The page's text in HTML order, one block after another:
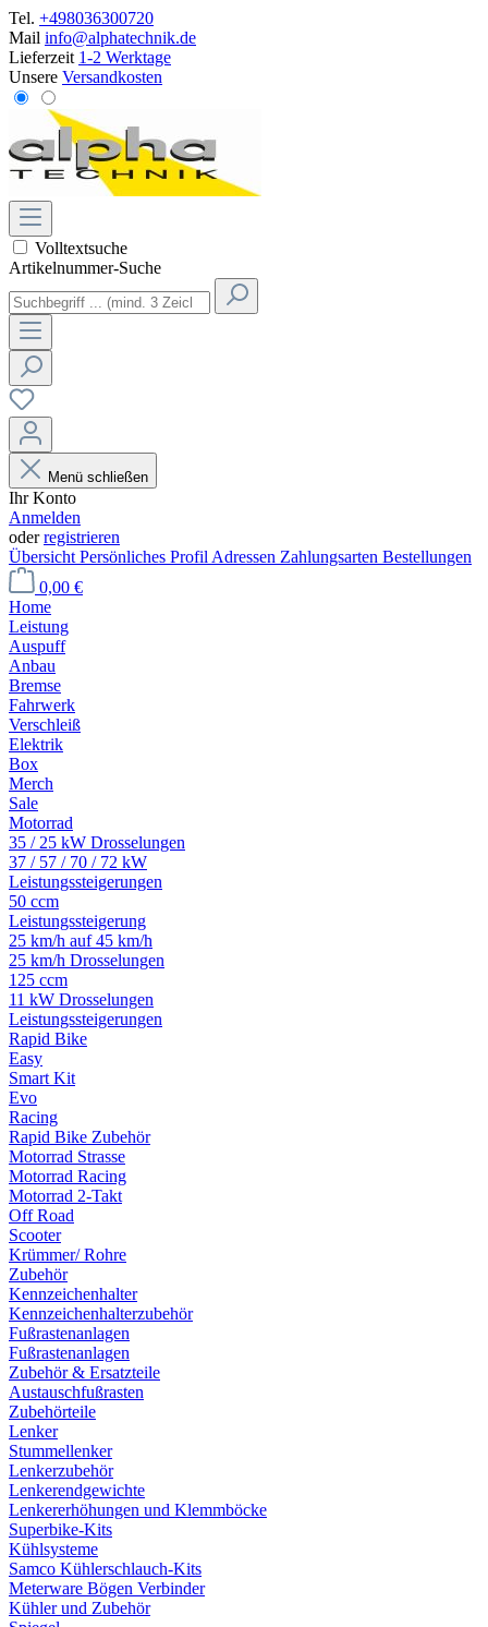
Tel. +498036300720
Mail info@alphatechnik.de
Lieferzeit 1-2 Werktage
Unsere Versandkosten
Volltextsuche
Artikelnummer-Suche
Menü schließen
Ihr Konto
Anmelden
oderregistrieren
Übersicht Persönliches Profil Adressen Zahlungsarten Bestellungen
0,00 €
Home
Leistung
Auspuff
Anbau
Bremse
Fahrwerk
Verschleiß
Elektrik
Box
Merch
Sale
Motorrad
35 / 25 kW Drosselungen
37 / 57 / 70 / 72 kW
Leistungssteigerungen
50 ccm
Leistungssteigerung
25 km/h auf 45 km/h
25 km/h Drosselungen
125 ccm
11 kW Drosselungen
Leistungssteigerungen
Rapid Bike
Easy
Smart Kit
Evo
Racing
Rapid Bike Zubehör
Motorrad Strasse
Motorrad Racing
Motorrad 2-Takt
Off Road
Scooter
Krümmer/ Rohre
Zubehör
Kennzeichenhalter
Kennzeichenhalterzubehör
Fußrastenanlagen
Fußrastenanlagen
Zubehör & Ersatzteile
Austauschfußrasten
Zubehörteile
Lenker
Stummellenker
Lenkerzubehör
Lenkerendgewichte
Lenkererhöhungen und Klemmböcke
Superbike-Kits
Kühlsysteme
Samco Kühlerschlauch-Kits
Meterware Bögen Verbinder
Kühler und Zubehör